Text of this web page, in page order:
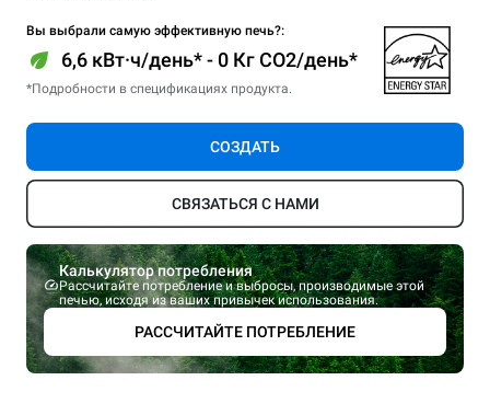
Вы выбрали самую эффективную печь?:
6,6 кВт·ч/день* - 0 Кг CO2/день*
*Подробности в спецификациях продукта.
СОЗДАТЬ
СВЯЗАТЬСЯ С НАМИ
Калькулятор потребления
Рассчитайте потребление и выбросы, производимые этой
печью, исходя из ваших привычек использования.
РАССЧИТАЙТЕ ПОТРЕБЛЕНИЕ